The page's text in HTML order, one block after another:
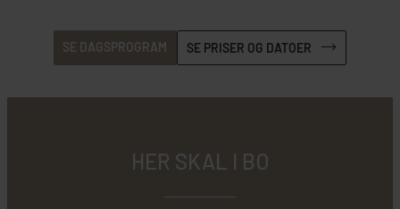
SE DAGSPROGRAM SE PRISER OG DATOER
HER SKAL I BO